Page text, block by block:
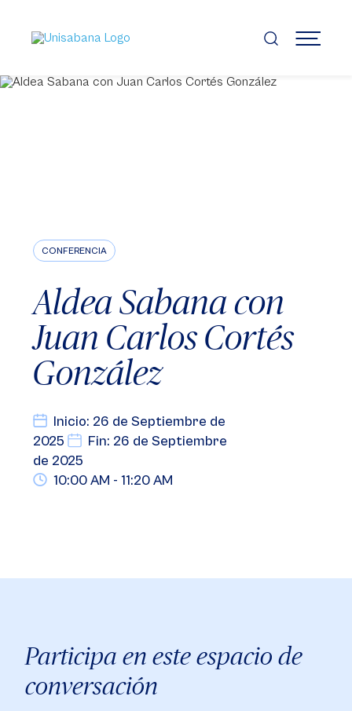
contenido
principal
MENÚ
CONFERENCIA
Aldea Sabana con
Juan Carlos Cortés
González
Inicio: 26 de Septiembre de
2025
Fin: 26 de Septiembre
de 2025
10:00 AM - 11:20 AM
Participa en este espacio de
conversación